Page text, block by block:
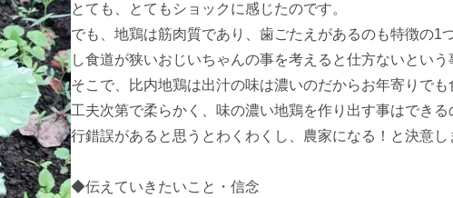
とても、とてもショックに感じたのです。
でも、地鶏は筋肉質であり、歯ごたえがあるのも特徴の1
し食道が狭いおじいちゃんの事を考えると仕方ないという
そこで、比内地鶏は出汁の味は濃いのだからお年寄りで
工夫次第で柔らかく、味の濃い地鶏を作り出す事はでき
行錯誤があると思うとわくわくし、農家になる！と決意し
◆伝えていきたいこと・信念